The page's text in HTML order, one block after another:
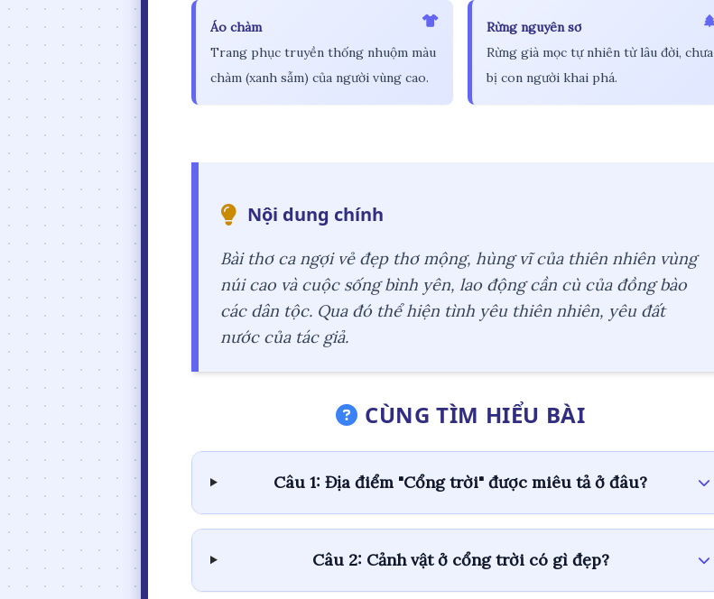
Áo chàm
Trang phục truyền thống nhuộm màu
chàm (xanh sẫm) của người vùng cao.
Rừng nguyên sơ
Rừng già mọc tự nhiên từ lâu đời, chưa
bị con người khai phá.
Nội dung chính
Bài thơ ca ngợi vẻ đẹp thơ mộng, hùng vĩ của thiên nhiên vùng
núi cao và cuộc sống bình yên, lao động cần cù của đồng bào
các dân tộc. Qua đó thể hiện tình yêu thiên nhiên, yêu đất
nước của tác giả.
CÙNG TÌM HIỂU BÀI
Câu 1: Địa điểm "Cổng trời" được miêu tả ở đâu?
Câu 2: Cảnh vật ở cổng trời có gì đẹp?